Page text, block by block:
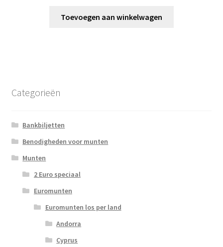
Toevoegen aan winkelwagen
Categorieën
Bankbiljetten
Benodigheden voor munten
Munten
2 Euro speciaal
Euromunten
Euromunten los per land
Andorra
Cyprus